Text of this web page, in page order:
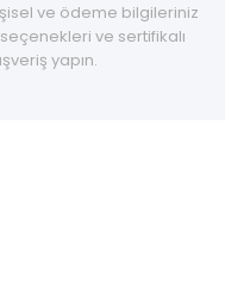
ve ödeme bilgileriniz
ve sertifikalı
yapın.